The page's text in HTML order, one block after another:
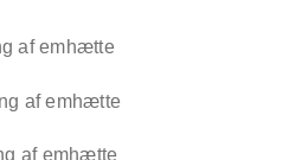
af køkken
af emhætte
af emhætte
af emhætte